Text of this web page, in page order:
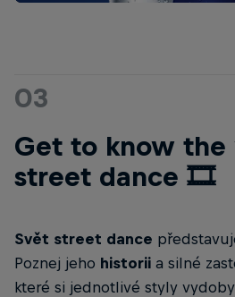
03
Get to know the
street dance 🎞️
Svět street dance
Poznej jeho historii a silné
které si jednotlivé styly